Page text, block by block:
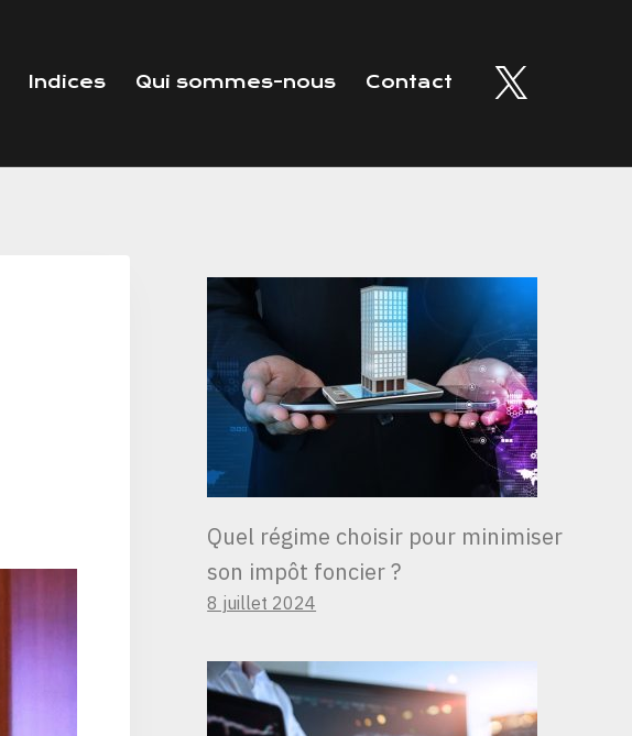
Indices Qui sommes-nous Contact
Quel régime choisir pour minimiser
son impôt foncier ?
8 juillet 2024